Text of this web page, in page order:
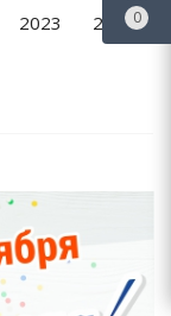
2023 20220